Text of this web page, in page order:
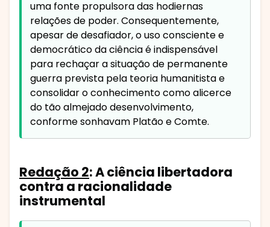
uma fonte propulsora das hodiernas
relações de poder. Consequentemente,
apesar de desafiador, o uso consciente e
democrático da ciência é indispensável
para rechaçar a situação de permanente
guerra prevista pela teoria humanitista e
consolidar o conhecimento como alicerce
do tão almejado desenvolvimento,
conforme sonhavam Platão e Comte.
Redação 2: A ciência libertadora
contra a racionalidade
instrumental